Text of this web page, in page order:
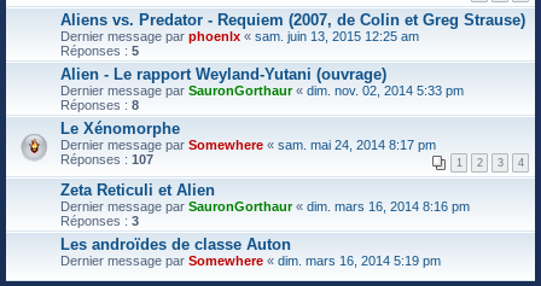
Aliens vs. Predator - Requiem (2007, de Colin et Greg Strause)
Dernier message par phoenlx « sam. juin 13, 2015 12:25 am
Réponses : 5
Alien - Le rapport Weyland-Yutani (ouvrage)
Dernier message par SauronGorthaur« dim. nov. 02, 2014 5:33 pm
Réponses : 8
Le Xénomorphe
Dernier message par Somewhere « sam. mai 24, 2014 8:17 pm
Réponses : 107 1 2 3 4
Zeta Reticuli et Alien
Dernier message par SauronGorthaur« dim. mars 16, 2014 8:16 pm
Réponses : 3
Les androïdes de classe Auton
Dernier message par Somewhere « dim. mars 16, 2014 5:19 pm